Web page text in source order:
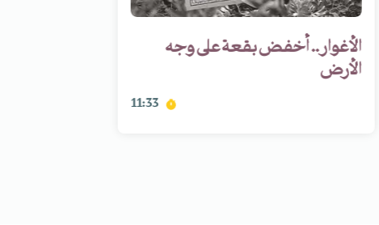
الأغوار.. أخفض بقعة على وجه
الأرض
11:33